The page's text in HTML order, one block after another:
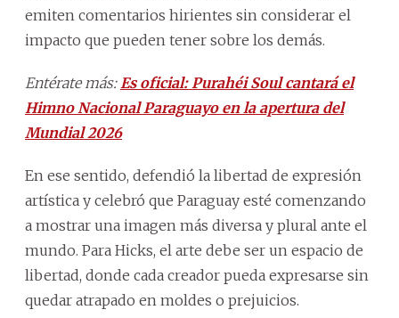
emiten comentarios hirientes sin considerar el
impacto que pueden tener sobre los demás.
Entérate más: Es oficial: Purahéi Soul cantará el
Himno Nacional Paraguayo en la apertura del
Mundial 2026
En ese sentido, defendió la libertad de expresión
artística y celebró que Paraguay esté comenzando
a mostrar una imagen más diversa y plural ante el
mundo. Para Hicks, el arte debe ser un espacio de
libertad, donde cada creador pueda expresarse sin
quedar atrapado en moldes o prejuicios.